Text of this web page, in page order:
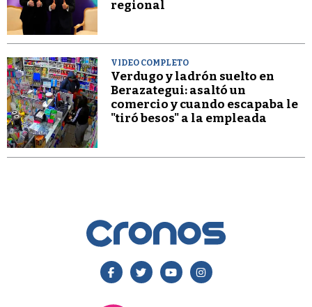
regional
VIDEO COMPLETO
Verdugo y ladrón suelto en
Berazategui: asaltó un
comercio y cuando escapaba le
"tiró besos" a la empleada